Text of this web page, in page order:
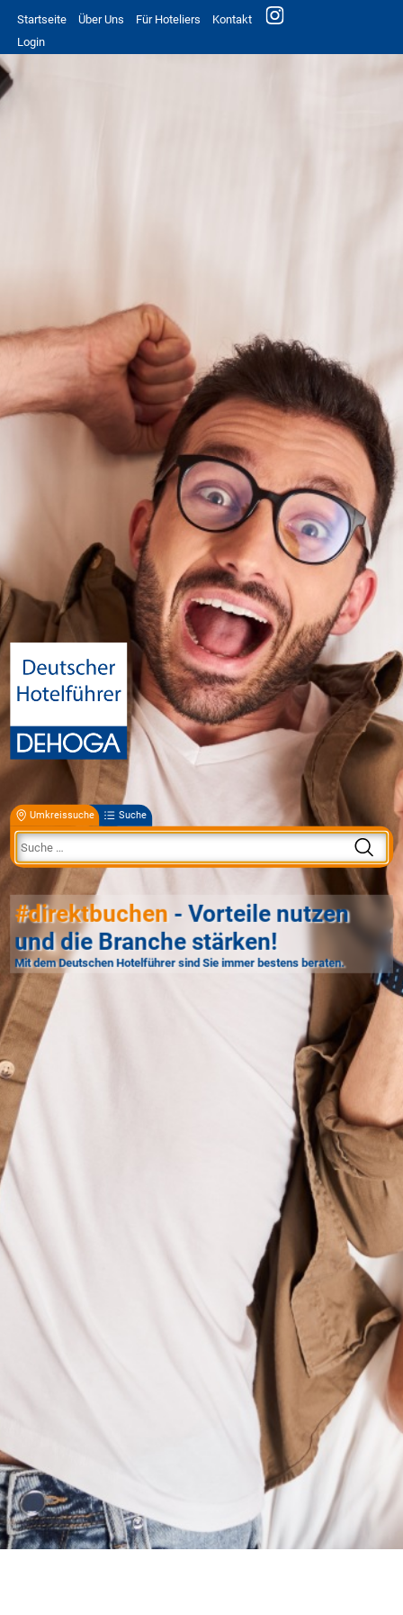
Startseite Über Uns Für Hoteliers
Kontakt
Login
Umkreissuche Suche
#direktbuchen - Vorteile nutzen
und die Branche stärken!
Mit dem Deutschen Hotelführer sind Sie immer bestens beraten.